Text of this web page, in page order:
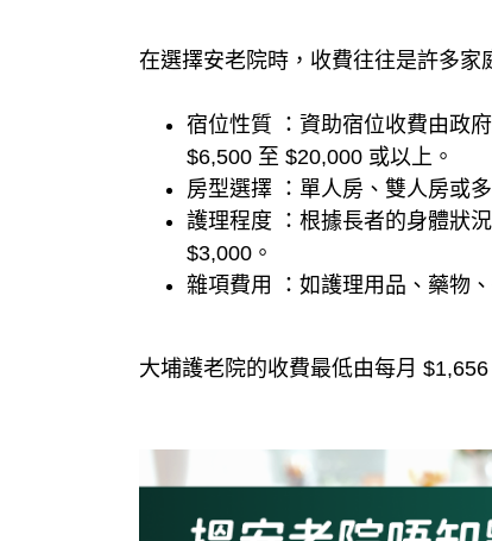
在選擇安老院時，收費往往是許多家
宿位性質 ：資助宿位收費由政
$6,500 至 $20,000 或以上。
房型選擇 ：單人房、雙人房或
護理程度 ：根據長者的身體狀
$3,000。
雜項費用 ：如護理用品、藥物
大埔護老院的收費最低由每月